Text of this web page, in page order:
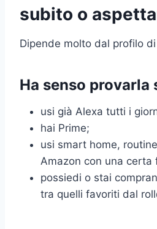
subito o
Dipende molto dal profilo
Ha senso provarla
usi già Alexa tutti i
hai Prime;
usi smart home,
Amazon con una certa
possiedi o stai
tra quelli favoriti dal